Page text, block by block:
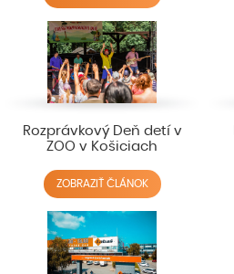
Rozprávkový Deň detí v
ZOO v Košiciach
ZOBRAZIŤ ČLÁNOK